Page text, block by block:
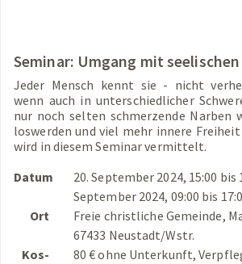
Se­mi­nar: Um­gang mit
Jeder Mensch kennt sie - nicht
wenn auch in un­ter­schied­li­cher
nur noch sel­ten schmer­zen­de Nar­ben
los­wer­den und viel mehr in­ne­re
wird in die­sem Se­mi­nar ver­mit­telt.
Datum
20. Sep­tem­ber 2024, 15:00 bis
Sep­tem­ber 2024, 09:00 bis
Ort
Freie christ­li­che Ge­mein­de,
67433 Neu­stadt/Wstr.
Kos­
80 € ohne Un­ter­kunft,